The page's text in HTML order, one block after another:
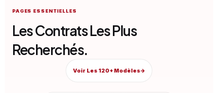
PAGES ESSENTIELLES
Les Contrats Les Plus
Recherchés.
Voir Les 120+ Modèles→